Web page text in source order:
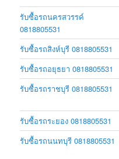
รับซื้อรถนครสวรรค์
0818805531
รับซื้อรถสิงห์บุรี 0818805531
รับซื้อรถอยุธยา 0818805531
รับซื้อรถราชบุรี 0818805531
รับซื้อรถระยอง 0818805531
รับซื้อรถนนทบุรี 0818805531